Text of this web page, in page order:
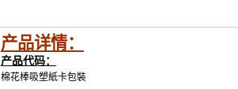
产品详情：
产品代码：
棉花棒吸塑紙卡包裝